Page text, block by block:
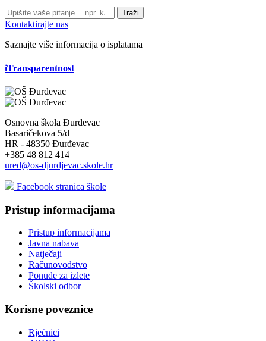
Traži
Kontaktirajte nas
Saznajte više informacija o isplatama
iTransparentnost
Osnovna škola Đurđevac
Basaričekova 5/d
HR - 48350 Đurđevac
+385 48 812 414
ured@os-djurdjevac.skole.hr
Facebook stranica škole
Pristup informacijama
Pristup informacijama
Javna nabava
Natječaji
Računovodstvo
Ponude za izlete
Školski odbor
Korisne poveznice
Rječnici